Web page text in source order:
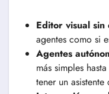
Editor visual sin
agentes como si
Agentes
más simples
tener un